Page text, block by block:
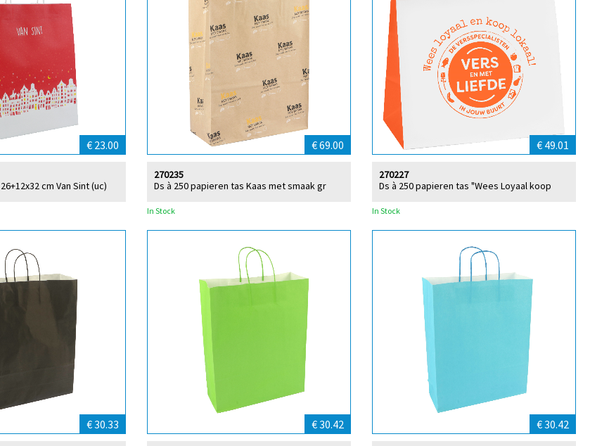
€ 23.00
cm Van Sint (uc)
€ 69.00
Ds à 250 papieren tas Kaas met smaak gr
270235
In Stock
€ 49.01
Ds à 250 papieren tas "Wees Loyaal koop
270227
In Stock
€ 30.33 € 30.42 € 30.42